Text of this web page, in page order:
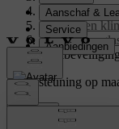
Comfort en
Ruiten en
Knelbeveiliging
Ondersteuning op